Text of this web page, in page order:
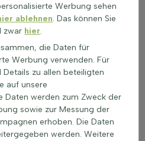
mit Wurzelballen oder
oder Herbst gepflanzt
pflegearme Zierpflanzen
beim Pflanzen und der
zur Anzahl der Pflanzen
sind auf der Heijnen-
Bodenbearbeitung ist
von pflegefreundlichen
gut durchlässig und
Pflanzen ist es wichtig, den
Kompost hinzuzufügen.
Werbung sehen
ablehnen. Das können Sie
zwar hier.
die Daten für
Werbung verwenden. Für
zu allen beteiligten
auf unsere
Daten werden zum Zweck der
sowie zur Messung der
erhoben. Die Daten
werden. Weitere